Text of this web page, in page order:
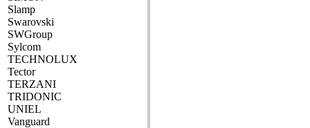
Slamp
Swarovski
SWGroup
Sylcom
TECHNOLUX
Tector
TERZANI
TRIDONIC
UNIEL
Vanguard